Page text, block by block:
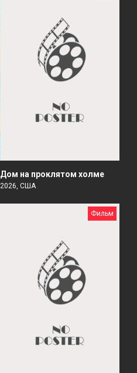
Дом на проклятом холме
2026, США
Фильм